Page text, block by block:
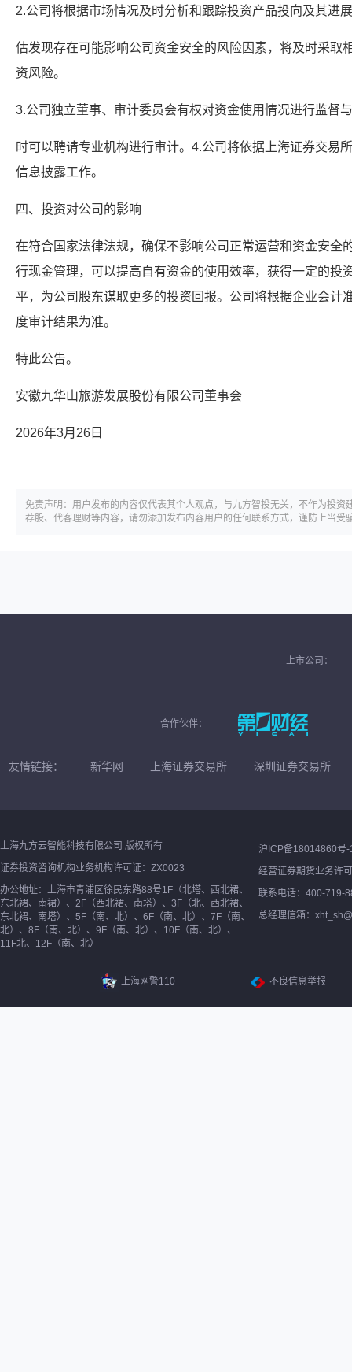
2.公司将根据市场情况及时分析和跟踪投资产品投向及其进
估发现存在可能影响公司资金安全的风险因素，将及时采取
资风险。
3.公司独立董事、审计委员会有权对资金使用情况进行监督
时可以聘请专业机构进行审计。4.公司将依据上海证券交易
信息披露工作。
四、投资对公司的影响
在符合国家法律法规，确保不影响公司正常运营和资金安全
行现金管理，可以提高自有资金的使用效率，获得一定的投
平，为公司股东谋取更多的投资回报。公司将根据企业会计
度审计结果为准。
特此公告。
安徽九华山旅游发展股份有限公司董事会
2026年3月26日
免责声明：用户发布的内容仅代表其个人观点，与九方智投无关，不作为投
荐股、代客理财等内容，请勿添加发布内容用户的任何联系方式，谨防上当受
上市公司：
合作伙伴：
友情链接： 新华网 上海证券交易所 深圳证券交易所
上海九方云智能科技有限公司 版权所有
证券投资咨询机构业务机构许可证：ZX0023
办公地址：上海市青浦区徐民东路88号1F（北塔、西北裙、
东北裙、南裙）、2F（西北裙、南塔）、3F（北、西北裙、
东北裙、南塔）、5F（南、北）、6F（南、北）、7F（南、
北）、8F（南、北）、9F（南、北）、10F（南、北）、
11F北、12F（南、北）
沪ICP备18014860号-
经营证券期货业务许
联系电话：400-719-
总经理信箱：
上海网警110 不良信息举报